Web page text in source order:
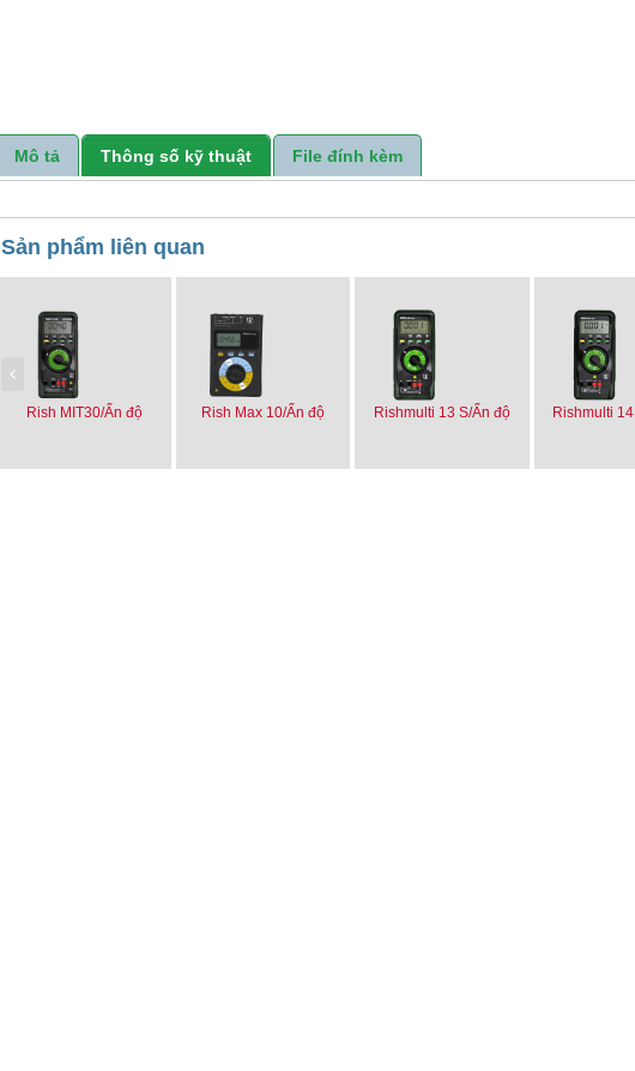
Mô tả Thông số kỹ thuật File đính kèm
Sản phẩm liên quan
Rish MIT30/Ấn độ Rish Max 10/Ấn độ Rishmulti 13 S/Ấn độ Rishmulti